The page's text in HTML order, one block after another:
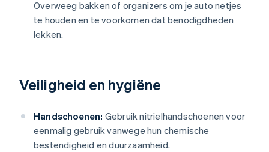
Overweeg bakken of organizers om je auto netjes
te houden en te voorkomen dat benodigdheden
lekken.
Veiligheid en hygiëne
Handschoenen: Gebruik nitrielhandschoenen voor
eenmalig gebruik vanwege hun chemische
bestendigheid en duurzaamheid.